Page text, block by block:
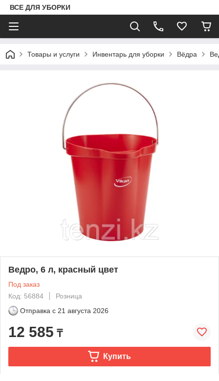
ВСЕ ДЛЯ УБОРКИ
Товары и услуги Инвентарь для уборки Вёдра
Ведро, 6 л, красный цвет
Под заказ
Код: 56884
Розница
Отправка с 21 августа 2026
12 585 ₸
Купить